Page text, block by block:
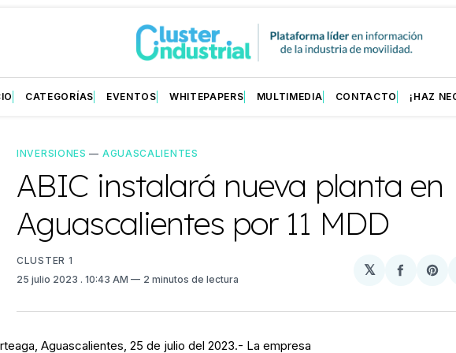
CATEGORÍAS EVENTOS WHITEPAPERS MULTIMEDIA CONTACTO ¡HAZ
INVERSIONES — AGUASCALIENTES
ABIC instalará nueva planta en
Aguascalientes por 11 MDD
CLUSTER 1
25 julio 2023 . 10:43 AM 2 minutos de lectura
𝕏
Aguascalientes, 25 de julio del 2023.- La empresa